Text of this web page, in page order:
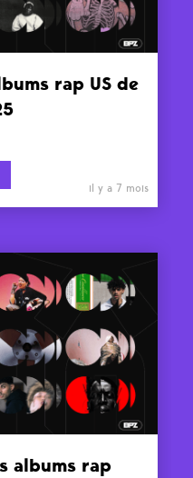
rap US de
il y a 7 mois
albums rap